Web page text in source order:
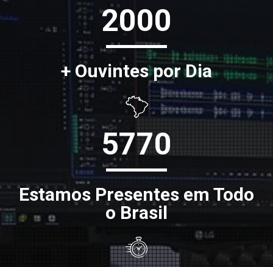
2000
+ Ouvintes por Dia
5770
Estamos Presentes em Todo
o Brasil